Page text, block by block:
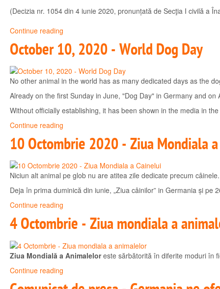
(Decizia nr. 1054 din 4 iunie 2020, pronunțată de Secţia I civilă a
Continue reading
October 10, 2020 - World Dog Day
No other animal in the world has as many dedicated days as the
Already on the first Sunday in June, "Dog Day" in Germany and
Without officially establishing, it has been shown in the media in
Continue reading
10 Octombrie 2020 - Ziua Mondiala
Niciun alt animal pe glob nu are atitea zile dedicate precum câinele.
Deja în prima duminică din iunie, „Ziua câinilor” in Germania și pe
Continue reading
4 Octombrie - Ziua mondiala a
Ziua Mondială a Animaleloreste sărbătorită în diferite moduri în
Continue reading